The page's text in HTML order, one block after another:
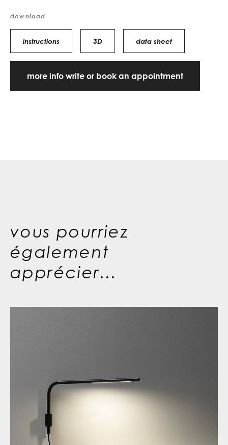
download
instructions 3D data sheet
more info write or book an appointment
vous pourriez
également
apprécier...